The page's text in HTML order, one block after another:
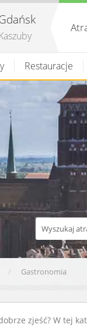
Restauracje
Gastronomia
zjeść? W tej